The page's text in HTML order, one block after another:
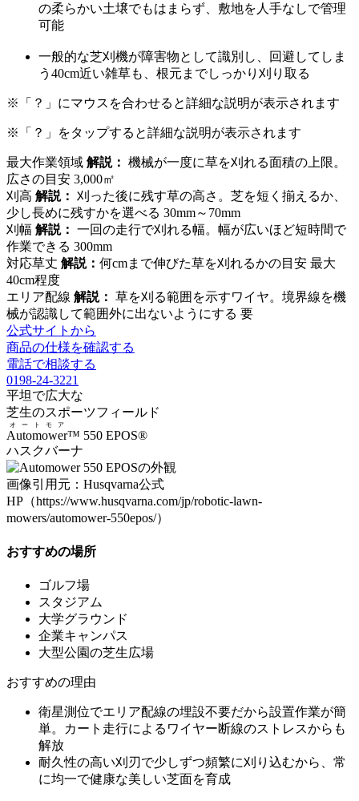
の柔らかい土壌でもはまらず、敷地を人手なしで管理
可能
一般的な芝刈機が障害物として識別し、回避してしま
う 40cm近い雑草も、根元までしっかり刈り取る
※「？」にマウスを合わせると詳細な説明が表示されます
※「？」をタップすると詳細な説明が表示されます
最大作業領域 解説： 機械が一度に草を刈れる面積の上限。
広さの目安 3,000㎡
刈高 解説： 刈った後に残す草の高さ。芝を短く揃えるか、
少し長めに残すかを選べる 30mm～70mm
刈幅 解説： 一回の走行で刈れる幅。幅が広いほど短時間で
作業できる 300mm
対応草丈 解説： 何cmまで伸びた草を刈れるかの目安 最大
40cm程度
エリア配線 解説： 草を刈る範囲を示すワイヤ。境界線を機
械が認識して範囲外に出ないようにする 要
公式サイトから
商品の仕様を確認する
電話で相談する
0198-24-3221
平坦で広大な
芝生のスポーツフィールド
Automower
オートモア
™ 550 EPOS®
ハスクバーナ
画像引用元：Husqvarna公式
HP（https://www.husqvarna.com/jp/robotic-lawn-
mowers/automower-550epos/）
おすすめの場所
ゴルフ場
スタジアム
大学グラウンド
企業キャンパス
大型公園の芝生広場
おすすめの理由
衛星測位でエリア配線の埋設不要だから設置作業が簡
単。カート走行によるワイヤー断線のストレスからも
解放
耐久性の高い刈刃 で少しずつ頻繁に刈り込むから、常
に均一で健康な美しい芝面を育成